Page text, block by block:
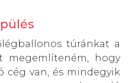
túránkat a
megemlíteném, hogy
cég van, és mindegyik